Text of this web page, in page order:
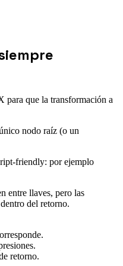
para que la transformación a
nodo raíz (o un
friendly: por ejemplo
entre llaves, pero las
del retorno.
retorno.